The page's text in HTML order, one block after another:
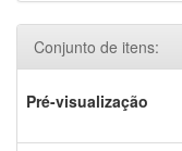
Conjunto de itens:
Pré-visualização